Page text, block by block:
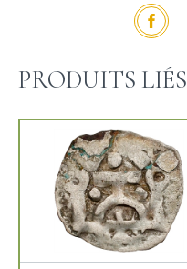
PRODUITS LIÉS